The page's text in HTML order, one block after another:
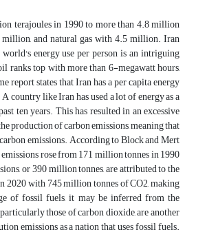
terajoules in 1990 to more than 4.8 million
and natural gas with 4.5 million. Iran
energy use per person is an intriguing
ranks top with more than 6-megawatt hours,
states that Iran has a per capita energy
country like Iran has used a lot of energy as a
ten years. This has resulted in an excessive
production of carbon emissions, meaning that
emissions. According to Block and Mert
rose from 171 million tonnes in 1990
or 390 million tonnes, are attributed to the
2020 with 745 million tonnes of CO2, making
of fossil fuels, it may be inferred from the
those of carbon dioxide, are another
emissions as a nation that uses fossil fuels.